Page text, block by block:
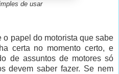
de usar
papel do motorista que sabe
certa no momento certo, e
de assuntos de motores só
devem saber fazer. Se nem